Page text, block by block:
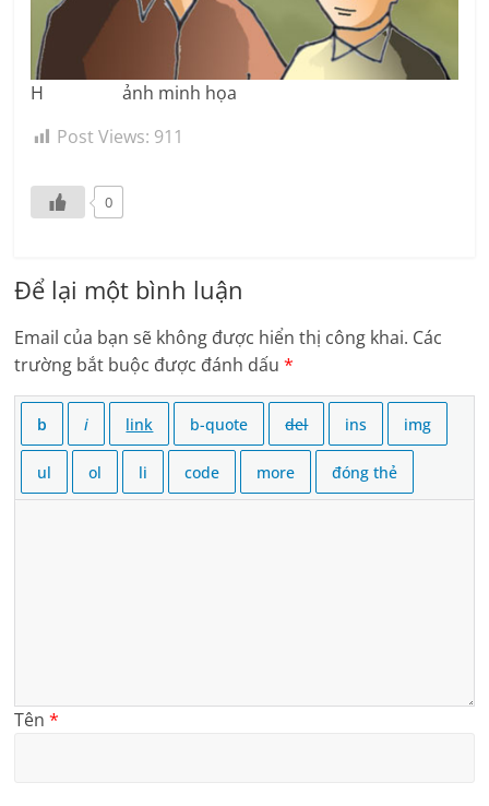
H ảnh minh họa
Post Views: 911
0
Để lại một bình luận
Email của bạn sẽ không được hiển thị công khai. Các
trường bắt buộc được đánh dấu*
Tên*